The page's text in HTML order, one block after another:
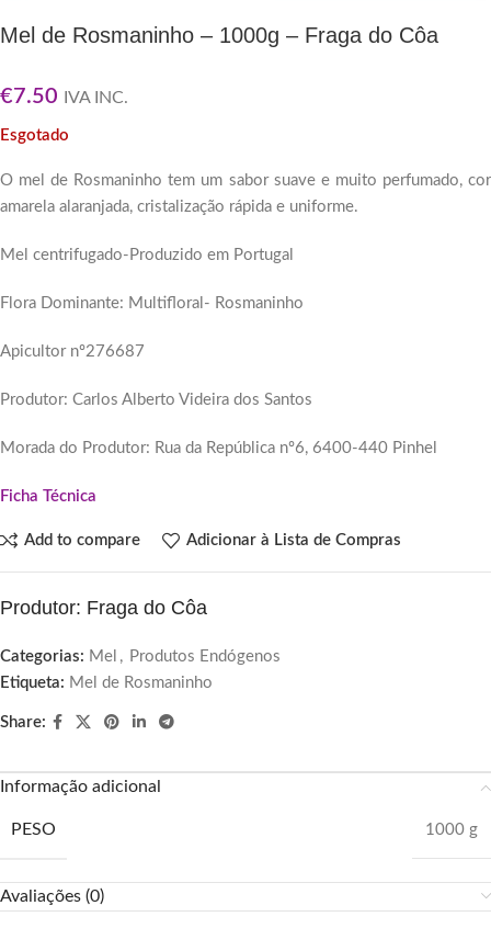
Mel de Rosmaninho – 1000g – Fraga do Côa
€7.50 IVA INC.
Esgotado
O mel de Rosmaninho tem um sabor suave e muito perfumado, cor
amarela alaranjada, cristalização rápida e uniforme.
Mel centrifugado-Produzido em Portugal
Flora Dominante: Multifloral- Rosmaninho
Apicultor nº276687
Produtor: Carlos Alberto Videira dos Santos
Morada do Produtor: Rua da República nº6, 6400-440 Pinhel
Ficha Técnica
Add to compare Adicionar à Lista de Compras
Produtor: Fraga do Côa
Categorias: Mel , Produtos Endógenos
Etiqueta: Mel de Rosmaninho
Share:
Informação adicional
PESO 1000 g
Avaliações (0)